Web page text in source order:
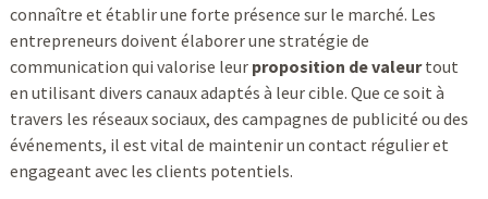
connaître et établir une forte présence sur le marché. Les
entrepreneurs doivent élaborer une stratégie de
communication qui valorise leur proposition de valeurtout
en utilisant divers canaux adaptés à leur cible. Que ce soit à
travers les réseaux sociaux, des campagnes de publicité ou des
événements, il est vital de maintenir un contact régulier et
engageant avec les clients potentiels.